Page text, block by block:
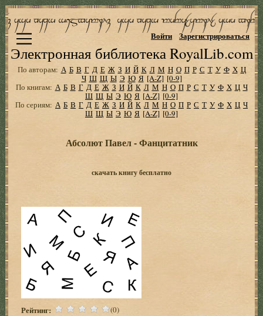
Электронная библиотека RoyalLib.com
Войти Зарегистрироваться
По авторам: А Б В Г Д Е Ж З И Й К Л М Н О П Р С Т У Ф Х Ц
Ч Ш Щ Ы Э Ю Я [A-Z] [0-9]
По книгам: А Б В Г Д Е Ж З И Й К Л М Н О П Р С Т У Ф Х Ц Ч
Ш Щ Ы Э Ю Я [A-Z] [0-9]
По сериям: А Б В Г Д Е Ж З И Й К Л М Н О П Р С Т У Ф Х Ц Ч
Ш Щ Ы Э Ю Я [A-Z] [0-9]
Абсолют Павел - Фанцитатник
скачать книгу бесплатно
Рейтинг: (0)